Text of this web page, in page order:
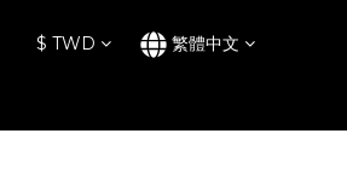
$ TWD 繁體中文